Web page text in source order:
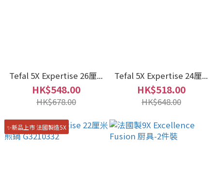
Tefal 5X Expertise 26厘...
HK$548.00
HK$678.00
Tefal 5X Expertise 24厘...
HK$518.00
HK$648.00
✨新品上市 法國製造5X